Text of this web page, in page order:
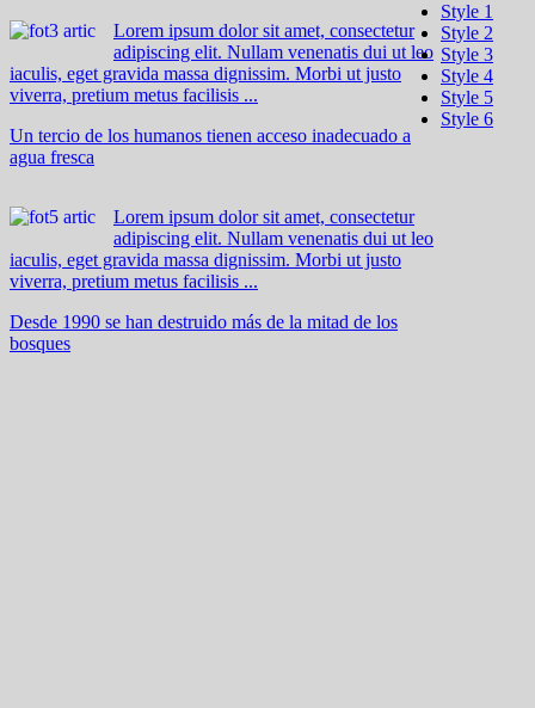
Lorem ipsum dolor sit amet, consectetur
adipiscing elit. Nullam venenatis dui ut leo
iaculis, eget gravida massa dignissim. Morbi ut justo
viverra, pretium metus facilisis ...
Un tercio de los humanos tienen acceso inadecuado a
agua fresca
Lorem ipsum dolor sit amet, consectetur
adipiscing elit. Nullam venenatis dui ut leo
iaculis, eget gravida massa dignissim. Morbi ut justo
viverra, pretium metus facilisis ...
Desde 1990 se han destruido más de la mitad de los
bosques
Style 1
Style 2
Style 3
Style 4
Style 5
Style 6